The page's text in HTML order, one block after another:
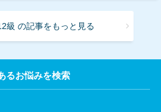
級 の記事をもっと見る
るお悩みを検索